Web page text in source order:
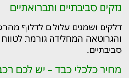
נזקים סביבתיים ותברואתיים
דלקים ושמנים עלולים לדלוף
והגרוטאה המחלידה גורמת
סביבתיים.
מחיר כלכלי כבד – יש לכם